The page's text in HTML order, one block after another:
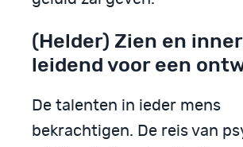
(Helder) Zien en
leidend voor een
De talenten in ieder mens
bekrachtigen. De reis van